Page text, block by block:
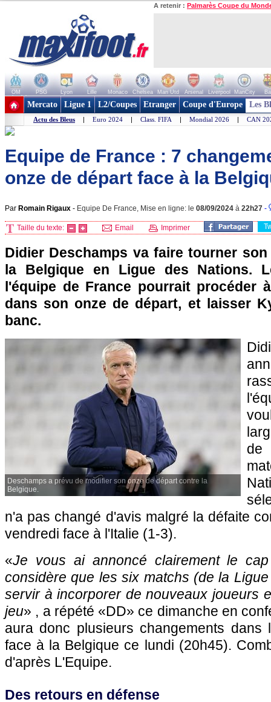
A retenir : Palmarès Coupe du
OM PSG Lyon Lille Monaco Chelsea Man Utd Arsenal Liverpool ManCity
+ de clubs
Mercato Ligue 1 L2/Coupes Etranger Coupe d'Europe Les
Actu des Bleus | Euro 2024 | Class. FIFA | Mondial 2026 | CAN
Equipe de France : 7
onze de départ face à la
Par Romain Rigaux - Equipe De France, Mise en ligne: le 08/09/2024 à 22h27 -
Taille du texte: Email Imprimer
Didier Deschamps va faire tourner
la Belgique en Ligue des Nations.
l'équipe de France pourrait procéder
dans son onze de départ, et laisser
banc.
Deschamps a prévu de modifier son onze de départ contre la
Belgique.
de
n'a pas changé d'avis malgré la défaite
vendredi face à l'Italie (1-3).
«Je vous ai annoncé clairement le
considère que les six matchs (de la
servir à incorporer de nouveaux joueurs
jeu» , a répété «DD» ce dimanche en
aura donc plusieurs changements dans
face à la Belgique ce lundi (20h45).
d'après L'Equipe.
Des retours en défense